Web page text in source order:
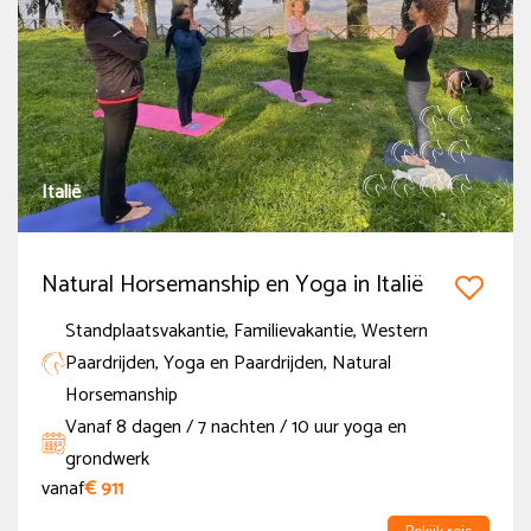
Prijs
Onder de € 500
Familievakantie
(4)
Korte paardrijvakanties
(1)
Kerst & Oud- en nieuwjaarstochten
(1)
Meer tonen
Land
Italië
(1)
Spanje - Andalusië
Italië
Natural Horsemanship en Yoga in Italië
Standplaatsvakantie, Familievakantie, Western
Paardrijden, Yoga en Paardrijden, Natural
Horsemanship
Vanaf 8 dagen / 7 nachten / 10 uur yoga en
grondwerk
vanaf€ 911